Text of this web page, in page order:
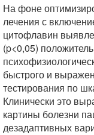
На фоне
лечения с
цитофлавин
(p<0,05)
быстрого и
тестирования по
Клинически это
картины болезни
дезадаптивных